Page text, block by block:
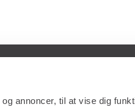
annoncer, til at vise dig